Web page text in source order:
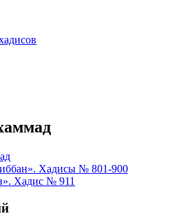
Хадисы № 801-900
Хадис № 911